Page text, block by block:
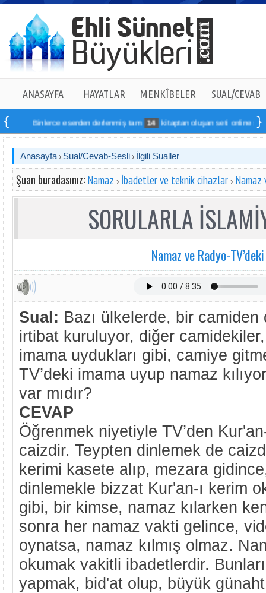
ANASAYFA HAYATLAR MENKÎBELER SUAL/CEVAB
eserden derlenmiş tam 14 kitaptan oluşan seti online sipariş
Anasayfa Sual/Cevab-Sesli İlgili Sualler
Şuan buradasınız: Namaz İbadetler ve teknik cihazlar Namaz
SORULARLA
Namaz ve Radyo-
Sual: Bazı ülkelerde, bir
irtibat kuruluyor, diğer
imama uydukları gibi, camiye
TV’deki imama uyup namaz
var mıdır?
CEVAP
Öğrenmek niyetiyle TV’den
caizdir. Teypten dinlemek de
kerimi kasete alıp, mezara
dinlemekle bizzat Kur'an-ı kerim
gibi, bir kimse, namaz kılarken
sonra her namaz vakti gelince,
oynatsa, namaz kılmış olmaz.
okumak vakitli ibadetlerdir.
yapmak, bid'at olup, büyük